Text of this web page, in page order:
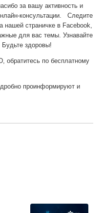
за вашу активность и
консультации. Следите
нашей страничке в Facebook,
для вас темы. Узнавайте
Будьте здоровы!
обратитесь по бесплатному
проинформируют и